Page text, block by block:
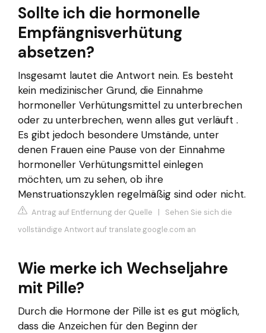
Sollte ich die hormonelle
Empfängnisverhütung
absetzen?
Insgesamt lautet die Antwort nein. Es besteht
kein medizinischer Grund, die Einnahme
hormoneller Verhütungsmittel zu unterbrechen
oder zu unterbrechen, wenn alles gut verläuft .
Es gibt jedoch besondere Umstände, unter
denen Frauen eine Pause von der Einnahme
hormoneller Verhütungsmittel einlegen
möchten, um zu sehen, ob ihre
Menstruationszyklen regelmäßig sind oder nicht.
Antrag auf Entfernung der Quelle | Sehen Sie sich die
vollständige Antwort auf translate.google.com an
Wie merke ich Wechseljahre
mit Pille?
Durch die Hormone der Pille ist es gut möglich,
dass die Anzeichen für den Beginn der